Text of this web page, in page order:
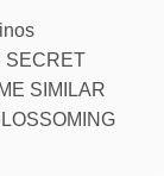
SECRET
SIMILAR